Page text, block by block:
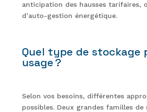
anticipation des hausses tarifaires,
d’auto-gestion énergétique.
Quel type de stockage
usage ?
Selon vos besoins, différentes
possibles. Deux grandes familles de